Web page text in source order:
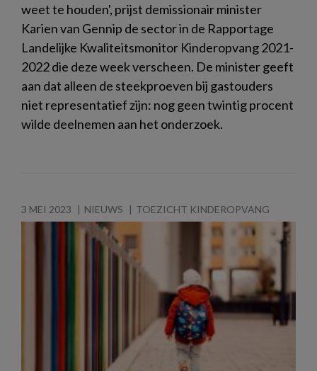
weet te houden', prijst demissionair minister
Karien van Gennip de sector in de Rapportage
Landelijke Kwaliteitsmonitor Kinderopvang 2021-
2022 die deze week verscheen. De minister geeft
aan dat alleen de steekproeven bij gastouders
niet representatief zijn: nog geen twintig procent
wilde deelnemen aan het onderzoek.
3 MEI 2023 NIEUWS TOEZICHT KINDEROPVANG